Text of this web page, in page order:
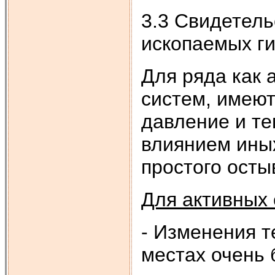
3.3
ископаемых
Для ряда как
систем,
давление и
влиянием
простого
Для
- Изменения
местах